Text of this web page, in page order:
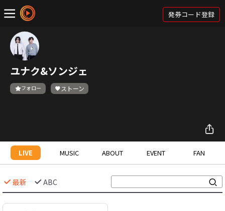
発券コード登録
ユナク&ソンジェ
フォロー ストーン
LIVE MUSIC ABOUT EVENT FAN
最新 ABC